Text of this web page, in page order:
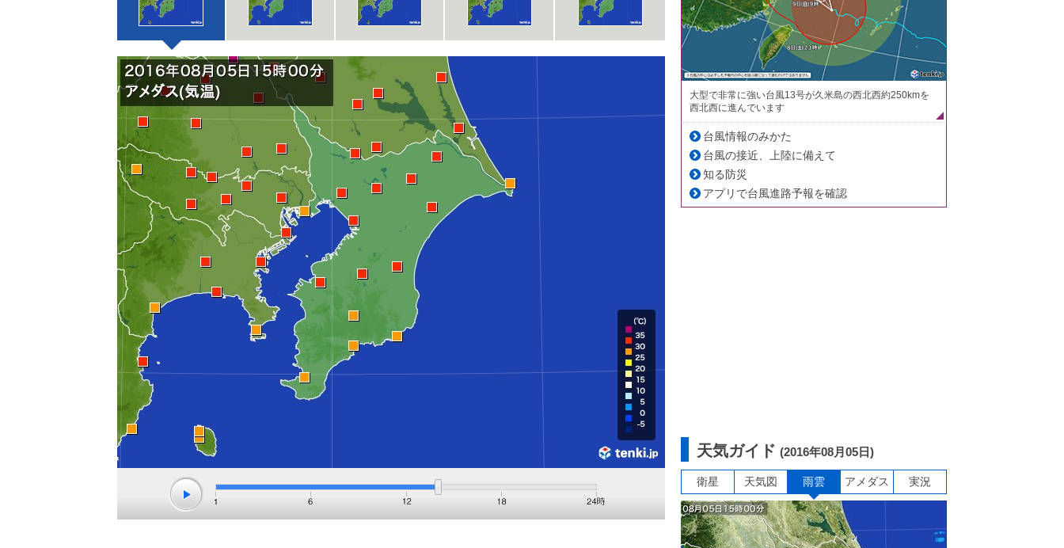
大型で非常に強い台風13号が久米島の西北西約250kmを
西北西に進んでいます
台風情報のみかた
台風の接近、上陸に備えて
知る防災
アプリで台風進路予報を確認
天気ガイド (2016年08月05日)
衛星 天気図 雨雲 アメダス 実況